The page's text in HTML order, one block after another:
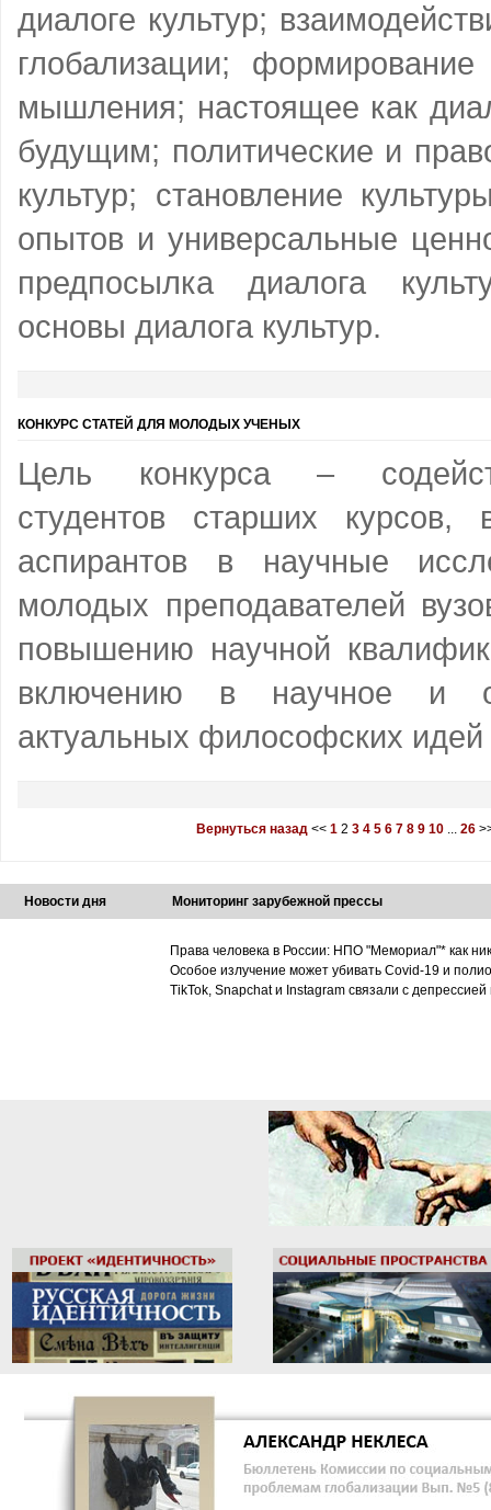
диалоге культур;
глобализации; формирование
мышления; настоящее как
будущим; политические и
культур; становление
опытов и универсальные
предпосылка диалога
основы диалога культур.
КОНКУРС СТАТЕЙ ДЛЯ МОЛОДЫХ УЧЕНЫХ
Цель конкурса –
студентов старших курсов,
аспирантов в научные
молодых преподавателей
повышению научной
включению в научное и
актуальных философских
Вернуться назад << 1 2 3 4 5 6 7 8 9 10 ... 26
Новости дня Мониторинг зарубежной прессы
Права человека в России: НПО "Мемориал"* как
Особое излучение может убивать Covid-19 и
TikTok, Snapchat и Instagram связали с